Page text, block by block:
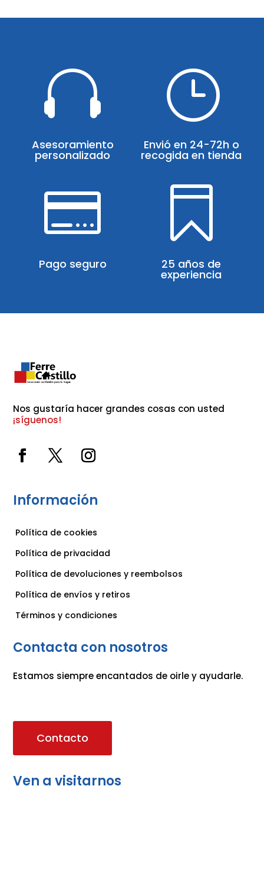

Asesoramiento
personalizado
}
Envió en 24-72h o
recogida en tienda

Pago seguro

25 años de
experiencia
Nos gustaría hacer grandes cosas con usted
¡síguenos!
Información
Política de cookies
Política de privacidad
Política de devoluciones y reembolsos
Política de envíos y retiros
Términos y condiciones
Contacta con nosotros
Estamos siempre encantados de oirle y ayudarle.
Contacto
Ven a visitarnos